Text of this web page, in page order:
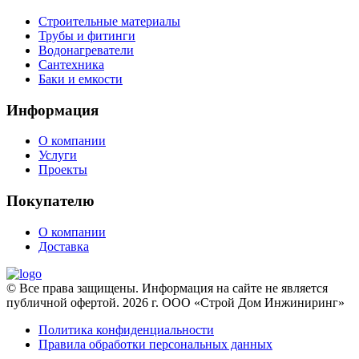
Строительные материалы
Трубы и фитинги
Водонагреватели
Сантехника
Баки и емкости
Информация
О компании
Услуги
Проекты
Покупателю
О компании
Доставка
© Все права защищены. Информация на сайте не является
публичной офертой. 2026 г. ООО «Строй Дом Инжиниринг»
Политика конфиденциальности
Правила обработки персональных данных